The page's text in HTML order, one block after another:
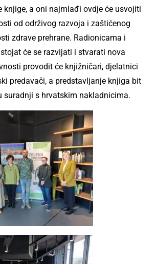
knjige, a oni najmlađi ovdje će usvojiti
od održivog razvoja i zaštićenog
zdrave prehrane. Radionicama i
će se razvijati i stvarati nova
provodit će knjižničari, djelatnici
predavači, a predstavljanje knjiga bit
suradnji s hrvatskim nakladnicima.